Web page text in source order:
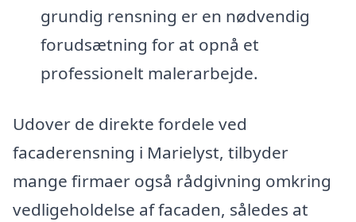
grundig rensning er en nødvendig
forudsætning for at opnå et
professionelt malerarbejde.
Udover de direkte fordele ved
facaderensning i Marielyst, tilbyder
mange firmaer også rådgivning omkring
vedligeholdelse af facaden, således at